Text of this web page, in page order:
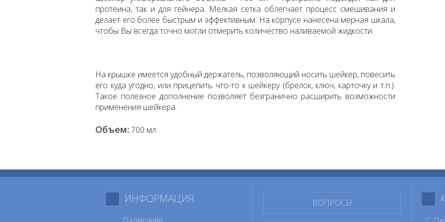
протеина, так и для гейнера. Мелкая сетка облегчает процесс смешивания и
делает его более быстрым и эффективным. На корпусе нанесена мерная шкала,
чтобы Вы всегда точно могли отмерить количество наливаемой жидкости.
На крышке имеется удобный держатель, позволяющий носить шейкер, повесить
его куда угодно, или прицепить что-то к шейкеру (брелок, ключ, карточку и т.п.).
Такое полезное дополнение позволяет безгранично расширить возможности
применения шейкера.
Объем: 700 мл
ИНФОРМАЦИЯ
О компании
ВОПРОСЫ